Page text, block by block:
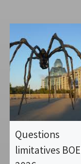
Questions
limitatives